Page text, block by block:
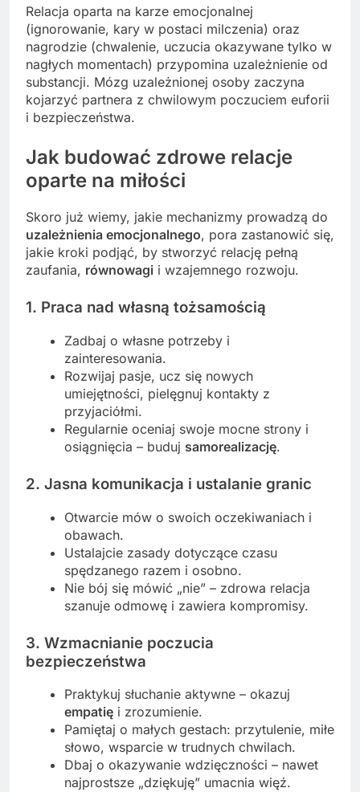
Relacja oparta na karze emocjonalnej
(ignorowanie, kary w postaci milczenia) oraz
nagrodzie (chwalenie, uczucia okazywane tylko w
nagłych momentach) przypomina uzależnienie od
substancji. Mózg uzależnionej osoby zaczyna
kojarzyć partnera z chwilowym poczuciem euforii
i bezpieczeństwa.
Jak budować zdrowe relacje
oparte na miłości
Skoro już wiemy, jakie mechanizmy prowadzą do
uzależnienia emocjonalnego, pora zastanowić się,
jakie kroki podjąć, by stworzyć relację pełną
zaufania, równowagi i wzajemnego rozwoju.
1. Praca nad własną tożsamością
Zadbaj o własne potrzeby i
zainteresowania.
Rozwijaj pasje, ucz się nowych
umiejętności, pielęgnuj kontakty z
przyjaciółmi.
Regularnie oceniaj swoje mocne strony i
osiągnięcia – buduj samorealizację.
2. Jasna komunikacja i ustalanie granic
Otwarcie mów o swoich oczekiwaniach i
obawach.
Ustalajcie zasady dotyczące czasu
spędzanego razem i osobno.
Nie bój się mówić „nie” – zdrowa relacja
szanuje odmowę i zawiera kompromisy.
3. Wzmacnianie poczucia
bezpieczeństwa
Praktykuj słuchanie aktywne – okazuj
empatię i zrozumienie.
Pamiętaj o małych gestach: przytulenie, miłe
słowo, wsparcie w trudnych chwilach.
Dbaj o okazywanie wdzięczności – nawet
najprostsze „dziękuję” umacnia więź.